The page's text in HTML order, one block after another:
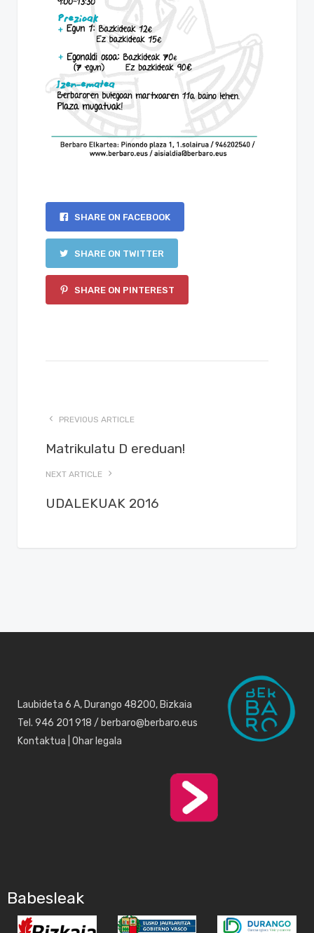
SHARE ON FACEBOOK
SHARE ON TWITTER
SHARE ON PINTEREST
PREVIOUS ARTICLE
Matrikulatu D ereduan!
NEXT ARTICLE
UDALEKUAK 2016
Laubideta 6 A, Durango 48200, Bizkaia
Tel. 946 201 918 / berbaro@berbaro.eus
Kontaktua Ohar legala
Babesleak